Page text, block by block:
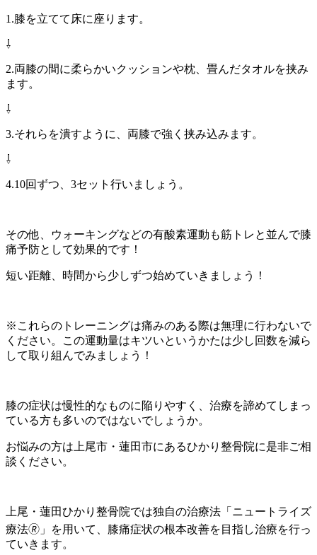
1.膝を立てて床に座ります。
⇩
2.両膝の間に柔らかいクッションや枕、畳んだタオルを挟み
ます。
⇩
3.それらを潰すように、両膝で強く挟み込みます。
⇩
4.10回ずつ、3セット行いましょう。
その他、ウォーキングなどの有酸素運動も筋トレと並んで膝
痛予防として効果的です！
短い距離、時間から少しずつ始めていきましょう！
※これらのトレーニングは痛みのある際は無理に行わないで
ください。この運動量はキツいというかたは少し回数を減ら
して取り組んでみましょう！
膝の症状は慢性的なものに陥りやすく、治療を諦めてしまっ
ている方も多いのではないでしょうか。
お悩みの方は上尾市・蓮田市にあるひかり整骨院に是非ご相
談ください。
上尾・蓮田ひかり整骨院では独自の治療法「ニュートライズ
療法🄬」を用いて、膝痛症状の根本改善を目指し治療を行っ
ていきます。